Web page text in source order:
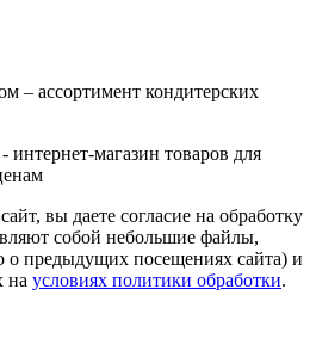
– ассортимент кондитерских
магазин товаров для
вы даете согласие на обработку
собой небольшие файлы,
предыдущих посещениях сайта) и
на условиях политики обработки.